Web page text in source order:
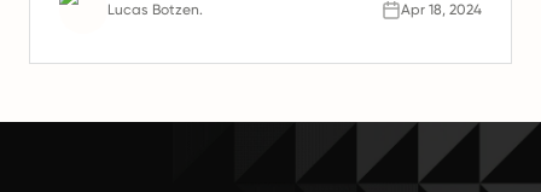
Lucas Botzen. Apr 18, 2024